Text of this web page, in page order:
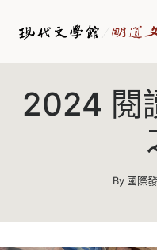
2024 閱
By 國際